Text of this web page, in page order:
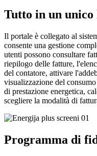
Tutto in un unico
Il portale è collegato al
consente una gestione
utenti possono consultare
riepilogo delle fatture,
del contatore, attivare
visualizzazione del
di prestazione energetica,
scegliere la modalità di
Programma di